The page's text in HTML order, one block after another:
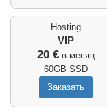
Hosting
VIP
20 € в месяц
60GB SSD